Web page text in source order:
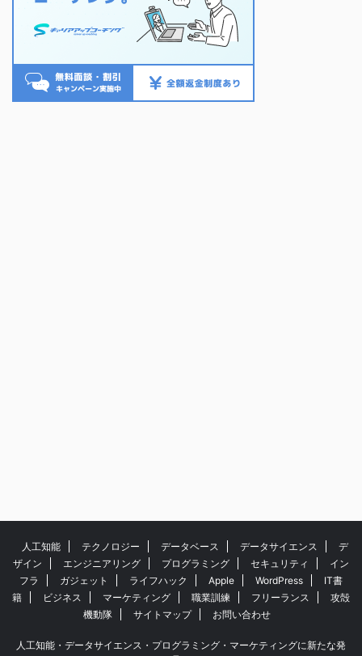
人工知能 テクノロジー データベース データサイエンス
デ
ザイン
エンジニアリング プログラミング セキュリティ
イン
フラ
ガジェット ライフハック Apple WordPress
IT書
籍
ビジネス マーケティング 職業訓練 フリーランス
攻殻
機動隊
サイトマップ お問い合わせ
人工知能・データサイエンス・プログラミング・マーケティングに新たな発